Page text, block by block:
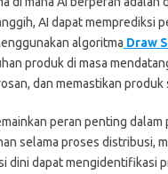
AI dapat memprediksi
algoritma Draw
produk di masa
dan memastikan
peran penting
selama proses distribusi,
dini dapat mengidentifikasi